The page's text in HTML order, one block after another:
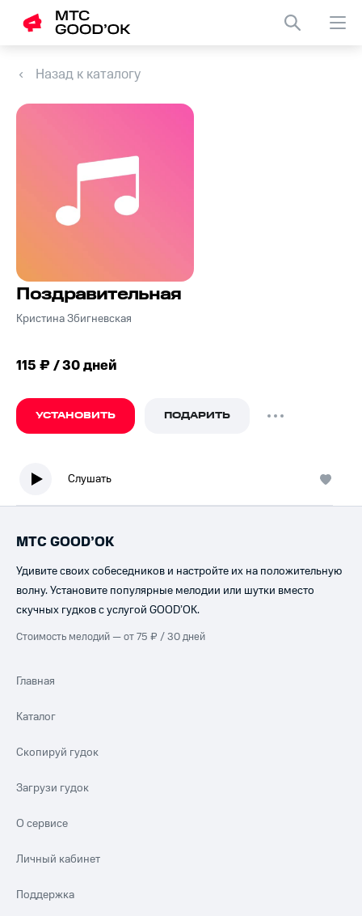
Назад к каталогу
Поздравительная
Кристина Збигневская
115 ₽ / 30 дней
УСТАНОВИТЬ ПОДАРИТЬ
Слушать
МТС GOOD’OK
Удивите своих собеседников и настройте их на положительную
волну. Установите популярные мелодии или шутки вместо
скучных гудков с услугой GOOD’OK.
Стоимость мелодий — от 75 ₽ / 30 дней
Главная
Каталог
Скопируй гудок
Загрузи гудок
О сервисе
Личный кабинет
Поддержка